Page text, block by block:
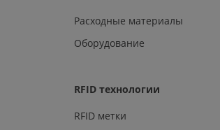
Расходные материалы
Оборудование
RFID технологии
RFID метки